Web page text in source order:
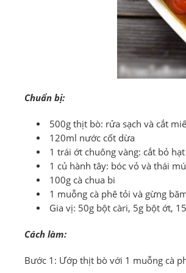
Chuẩn bị:
500g thịt bò: rửa sạch và cắt
120ml nước cốt dừa
1 trái ớt chuông vàng: cắt bỏ
1 củ hành tây: bóc vỏ và thái
100g cà chua bi
1 muỗng cà phê tỏi và gừng
Gia vị: 50g bột càri, 5g bột ớt,
Cách làm:
Bước 1: Ướp thịt bò với 1 muỗng cà